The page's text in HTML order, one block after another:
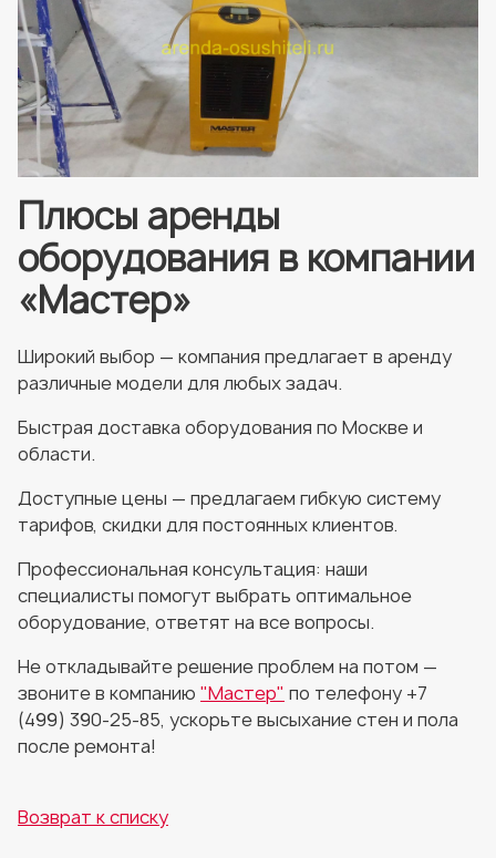
Плюсы аренды
оборудования в компании
«Мастер»
Широкий выбор — компания предлагает в аренду
различные модели для любых задач.
Быстрая доставка оборудования по Москве и
области.
Доступные цены — предлагаем гибкую систему
тарифов, скидки для постоянных клиентов.
Профессиональная консультация: наши
специалисты помогут выбрать оптимальное
оборудование, ответят на все вопросы.
Не откладывайте решение проблем на потом —
звоните в компанию "Мастер" по телефону +7
(499) 390-25-85, ускорьте высыхание стен и пола
после ремонта!
Возврат к списку